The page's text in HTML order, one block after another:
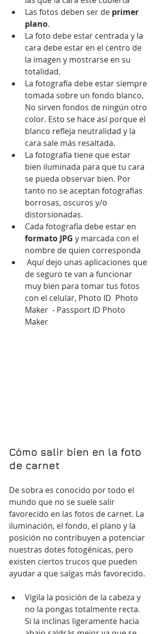
Las fotos deben ser de primer
plano.
La foto debe estar centrada y la
cara debe estar en el centro de
la imagen y mostrarse en su
totalidad.
La fotografía debe estar siempre
tomada sobre un fondo blanco,
No sirven fondos de ningún otro
color. Esto se hace así porque el
blanco refleja neutralidad y la
cara sale más resaltada.
La fotografía tiene que estar
bien iluminada para que tu cara
se pueda observar bien. Por
tanto no se aceptan fotografías
borrosas, oscuros y/o
distorsionadas.
Cada fotografia debe estar en
formato JPG y marcada con el
nombre de quien corresponda
de seguro te van a funcionar
muy bien para tomar tus fotos
con el celular, Photo ID  Photo
Maker  - Passport ID Photo
Maker
Cómo salir bien en la foto
de carnet
De sobra es conocido por todo el
mundo que no se suele salir
favorecido en las fotos de carnet. La
iluminación, el fondo, el plano y la
posición no contribuyen a potenciar
nuestras dotes fotogénicas, pero
existen ciertos trucos que pueden
ayudar a que salgas más favorecido.
Vigila la posición de la cabeza y
no la pongas totalmente recta.
Si la inclinas ligeramente hacia